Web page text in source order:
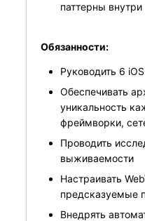
паттерны
Обязанности:
Руководить 6
Обеспечивать
уникальность
фреймворки,
Проводить
выживаемости
Настраивать
предсказуемые
Внедрять